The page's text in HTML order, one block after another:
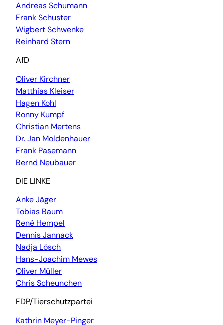
Andreas Schumann
Frank Schuster
Wigbert Schwenke
Reinhard Stern
AfD
Oliver Kirchner
Matthias Kleiser
Hagen Kohl
Ronny Kumpf
Christian Mertens
Dr. Jan Moldenhauer
Frank Pasemann
Bernd Neubauer
DIE LINKE
Anke Jäger
Tobias Baum
René Hempel
Dennis Jannack
Nadja Lösch
Hans-Joachim Mewes
Oliver Müller
Chris Scheunchen
FDP/Tierschutzpartei
Kathrin Meyer-Pinger